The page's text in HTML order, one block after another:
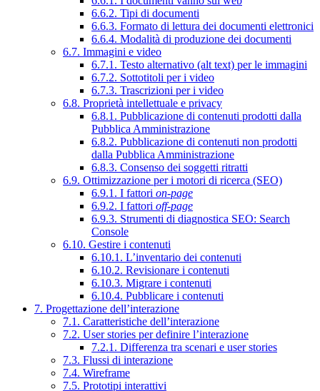
6.6.2. Tipi di documenti
6.6.3. Formato di lettura dei documenti elettronici
6.6.4. Modalità di produzione dei documenti
6.7. Immagini e video
6.7.1. Testo alternativo (alt text) per le immagini
6.7.2. Sottotitoli per i video
6.7.3. Trascrizioni per i video
6.8. Proprietà intellettuale e privacy
6.8.1. Pubblicazione di contenuti prodotti dalla
Pubblica Amministrazione
6.8.2. Pubblicazione di contenuti non prodotti
dalla Pubblica Amministrazione
6.8.3. Consenso dei soggetti ritratti
6.9. Ottimizzazione per i motori di ricerca (SEO)
6.9.1. I fattori on-page
6.9.2. I fattori off-page
6.9.3. Strumenti di diagnostica SEO: Search
Console
6.10. Gestire i contenuti
6.10.1. L’inventario dei contenuti
6.10.2. Revisionare i contenuti
6.10.3. Migrare i contenuti
6.10.4. Pubblicare i contenuti
7. Progettazione dell’interazione
7.1. Caratteristiche dell’interazione
7.2. User stories per definire l’interazione
7.2.1. Differenza tra scenari e user stories
7.3. Flussi di interazione
7.4. Wireframe
7.5. Prototipi interattivi